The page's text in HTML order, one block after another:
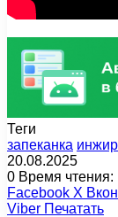
Теги
запеканка инжир
20.08.2025
0 Время чтения:
Facebook X
Viber Печатать